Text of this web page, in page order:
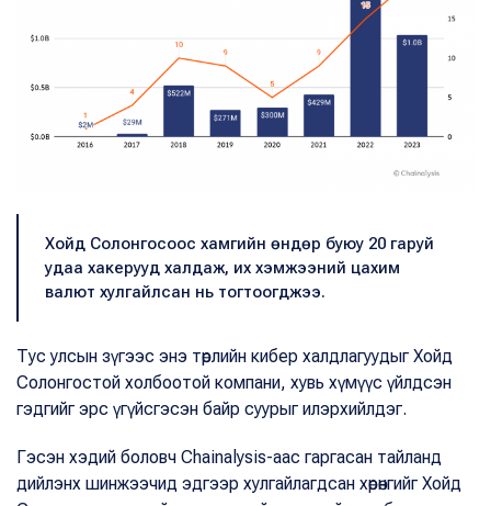
Хойд Солонгосоос хамгийн өндөр буюу 20 гаруй
удаа хакерууд халдаж, их хэмжээний цахим
валют хулгайлсан нь тогтоогджээ.
Тус улсын зүгээс энэ төрлийн кибер халдлагуудыг Хойд
Солонгостой холбоотой компани, хувь хүмүүс үйлдсэн
гэдгийг эрс үгүйсгэсэн байр суурыг илэрхийлдэг.
Гэсэн хэдий боловч Chainalysis-аас гаргасан тайланд
дийлэнх шинжээчид эдгээр хулгайлагдсан хөрөнгийг Хойд